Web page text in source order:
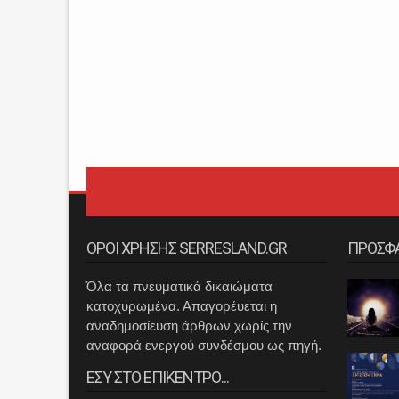
ΟΡΟΙ ΧΡΗΣΗΣ SERRESLAND.GR
Όλα τα πνευματικά δικαιώματα
κατοχυρωμένα. Απαγορέυεται η
αναδημοσίευση άρθρων χωρίς την
αναφορά ενεργού συνδέσμου ως πηγή.
ΕΣΥ ΣΤΟ ΕΠΙΚΕΝΤΡΟ...